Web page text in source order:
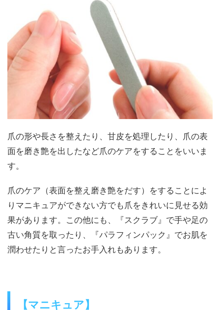
爪の形や長さを整えたり、甘皮を処理したり、爪の表
面を磨き艶を出したなど爪のケアをすることをいいま
す。
爪のケア（表面を整え磨き艶をだす）をすることによ
りマニキュアができない方でも爪をきれいに見せる効
果があります。この他にも、『スクラブ』で手や足の
古い角質を取ったり、『パラフィンパック』でお肌を
潤わせたりと言ったお手入れもあります。
【マニキュア】